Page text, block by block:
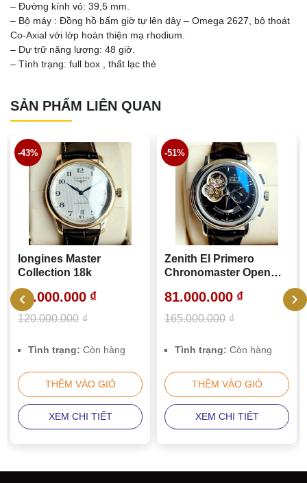
– Đường kính vỏ: 39,5 mm.
– Bộ máy : Đồng hồ bấm giờ tự lên dây – Omega 2627, bộ thoát
Co-Axial với lớp hoàn thiện mạ rhodium.
– Dự trữ năng lượng: 48 giờ.
– Tình trạng: full box , thất lạc thẻ
SẢN PHẨM LIÊN QUAN
longines Master
Collection 18k
69.000.000 ₫
120.000.000 ₫
Tình trạng: Còn hàng
THÊM VÀO GIỎ
-43%
XEM CHI TIẾT
Zenith El Primero
Chronomaster Open
81.000.000 ₫
165.000.000 ₫
Tình trạng: Còn hàng
THÊM VÀO GIỎ
-51%
XEM CHI TIẾT